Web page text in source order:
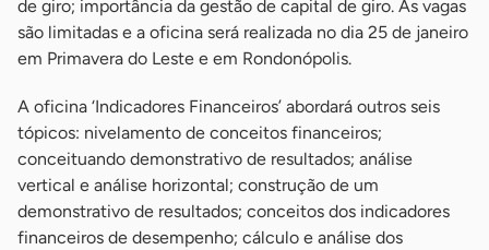
de giro; importância da gestão de capital de giro. As vagas
são limitadas e a oficina será realizada no dia 25 de janeiro
em Primavera do Leste e em Rondonópolis.
A oficina ‘Indicadores Financeiros’ abordará outros seis
tópicos: nivelamento de conceitos financeiros;
conceituando demonstrativo de resultados; análise
vertical e análise horizontal; construção de um
demonstrativo de resultados; conceitos dos indicadores
financeiros de desempenho; cálculo e análise dos